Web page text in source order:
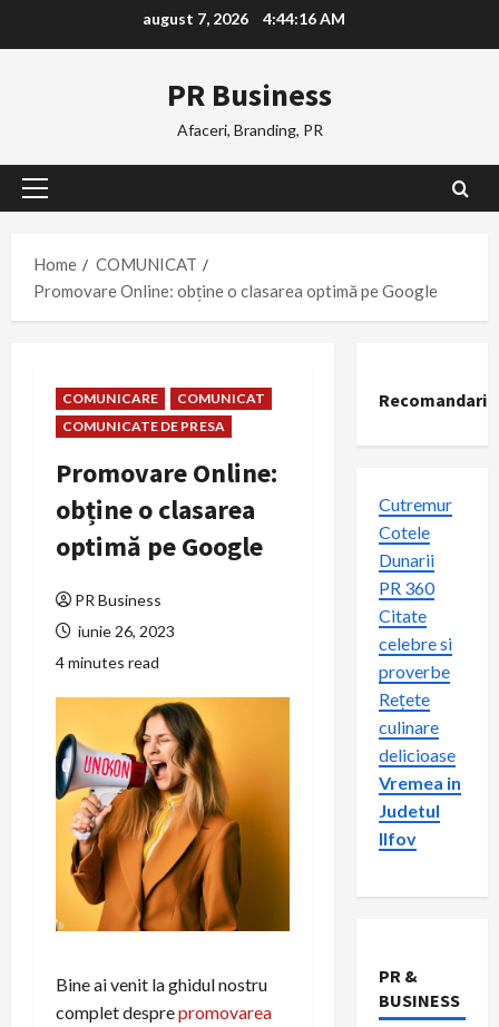
august 7, 2026 4:44:16 AM
PR Business
Afaceri, Branding, PR
Primary
Home
COMUNICAT
Promovare Online: obține o clasarea optimă pe Google
COMUNICARE
COMUNICAT
COMUNICATE DE PRESA
Promovare Online:
obține o clasarea
optimă pe Google
PR Business
iunie 26, 2023
4 minutes read
Bine ai venit la ghidul nostru
complet desprepromovarea
Recomandari
Cutremur
Cotele
Dunarii
PR 360
Citate
celebre si
proverbe
Rețete
culinare
delicioase
Vremea in
Judetul
Ilfov
PR &
BUSINESS